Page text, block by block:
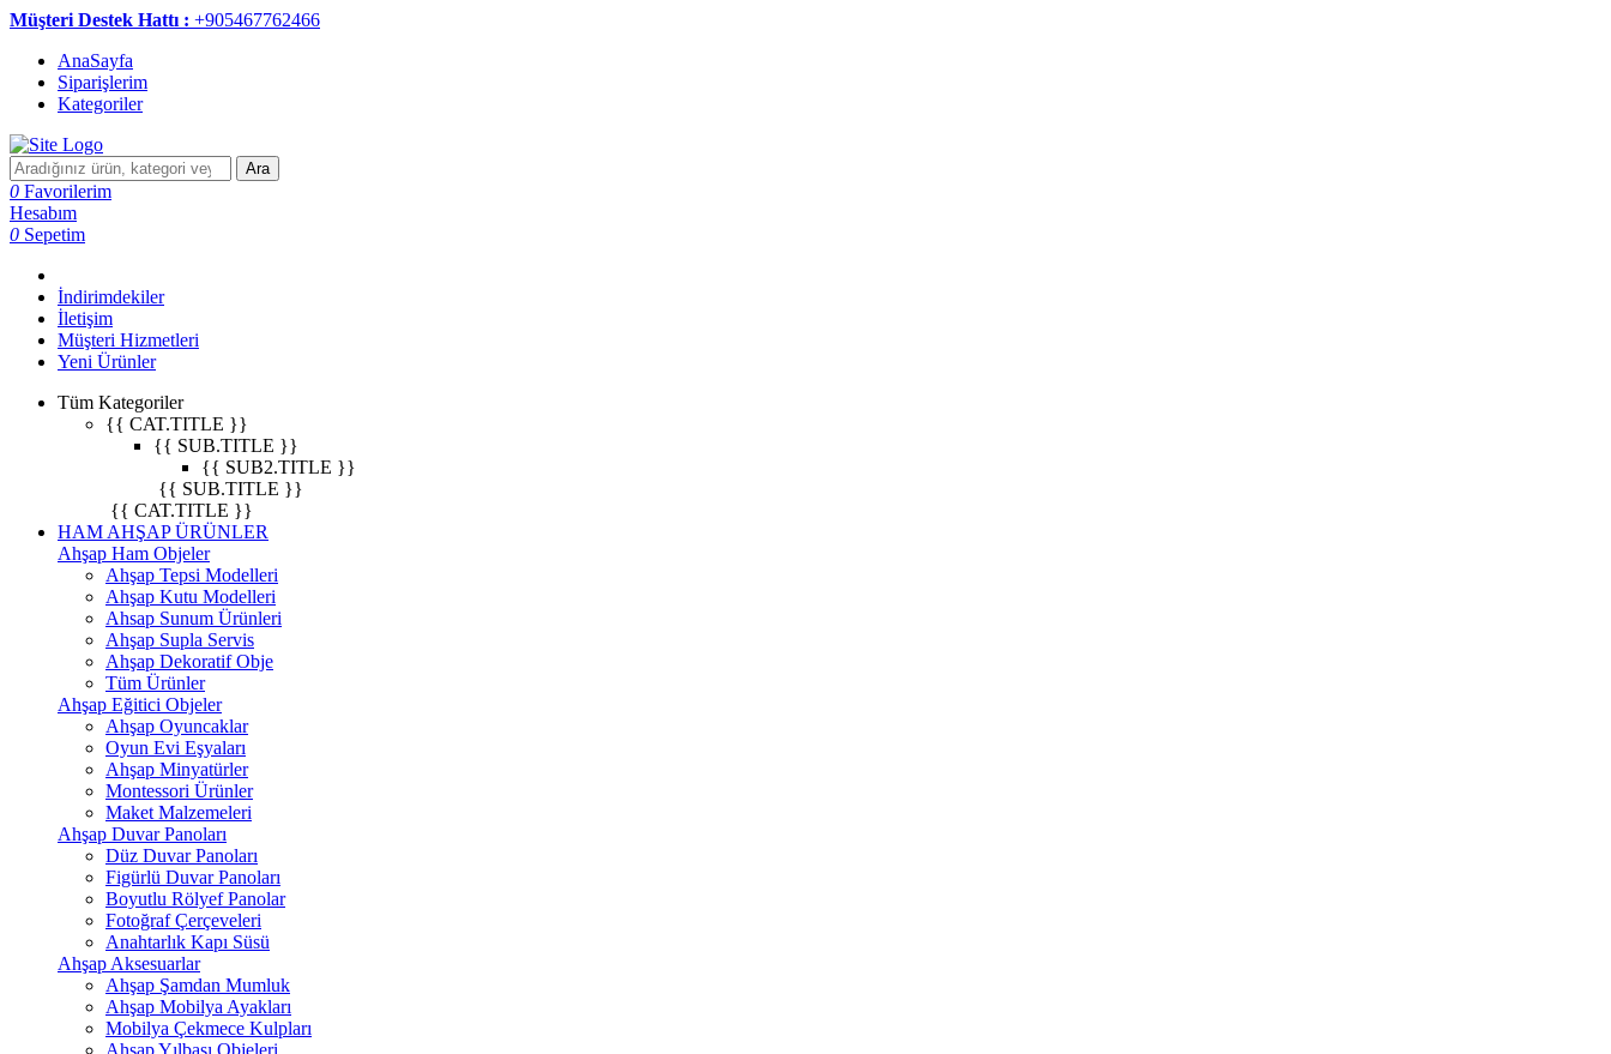
Müşteri Destek Hattı : +905467762466
AnaSayfa
Siparişlerim
Kategoriler
Ara
0 Favorilerim
Hesabım
0 Sepetim
İndirimdekiler
İletişim
Müşteri Hizmetleri
Yeni Ürünler
Tüm Kategoriler
{{ CAT.TITLE }}
{{ SUB.TITLE }}
{{ SUB2.TITLE }}
{{ SUB.TITLE }}
{{ CAT.TITLE }}
HAM AHŞAP ÜRÜNLER
Ahşap Ham Objeler
Ahşap Tepsi Modelleri
Ahşap Kutu Modelleri
Ahsap Sunum Ürünleri
Ahşap Supla Servis
Ahşap Dekoratif Obje
Tüm Ürünler
Ahşap Eğitici Objeler
Ahşap Oyuncaklar
Oyun Evi Eşyaları
Ahşap Minyatürler
Montessori Ürünler
Maket Malzemeleri
Ahşap Duvar Panoları
Düz Duvar Panoları
Figürlü Duvar Panoları
Boyutlu Rölyef Panolar
Fotoğraf Çerçeveleri
Anahtarlık Kapı Süsü
Ahşap Aksesuarlar
Ahşap Şamdan Mumluk
Ahşap Mobilya Ayakları
Mobilya Çekmece Kulpları
Ahşap Yılbaşı Objeleri